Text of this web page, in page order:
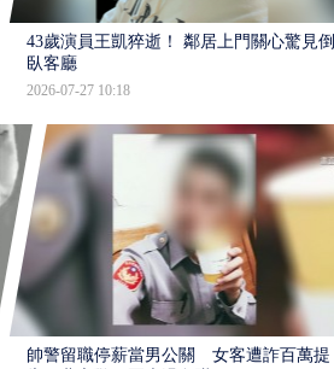
43歲演員王凱猝逝！ 鄰居上門關心驚見倒
臥客廳
2026-07-27 10:18
帥警留職停薪當男公關 女客遭詐百萬提